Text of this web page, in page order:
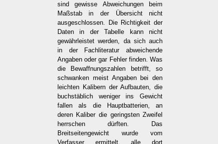
sind gewisse Abweichungen beim
Maßstab in der Übersicht nicht
ausgeschlossen. Die Richtigkeit der
Daten in der Tabelle kann nicht
gewährleistet werden, da sich auch
in der Fachliteratur abweichende
Angaben oder gar Fehler finden. Was
die Bewaffnungszahlen betrifft, so
schwanken meist Angaben bei den
leichten Kalibern der Aufbauten, die
buchstäblich weniger ins Gewicht
fallen als die Hauptbatterien, an
deren Kaliber die geringsten Zweifel
herrschen dürften. Das
Breitseitengewicht wurde vom
Verfasser ermittelt, alle dort